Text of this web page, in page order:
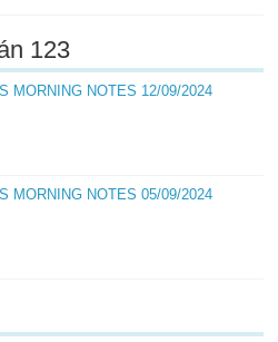
123
MORNING NOTES 12/09/2024
MORNING NOTES 05/09/2024